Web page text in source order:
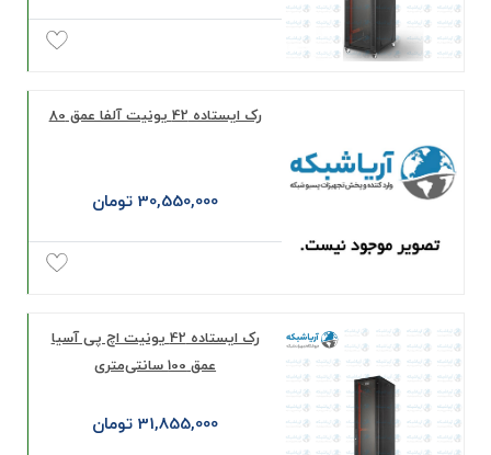
رک ایستاده 42 یونیت آلفا عمق 80
30,550,000 تومان
رک ایستاده 42 یونیت اچ پی آسیا
عمق 100 سانتی‌متری
31,855,000 تومان